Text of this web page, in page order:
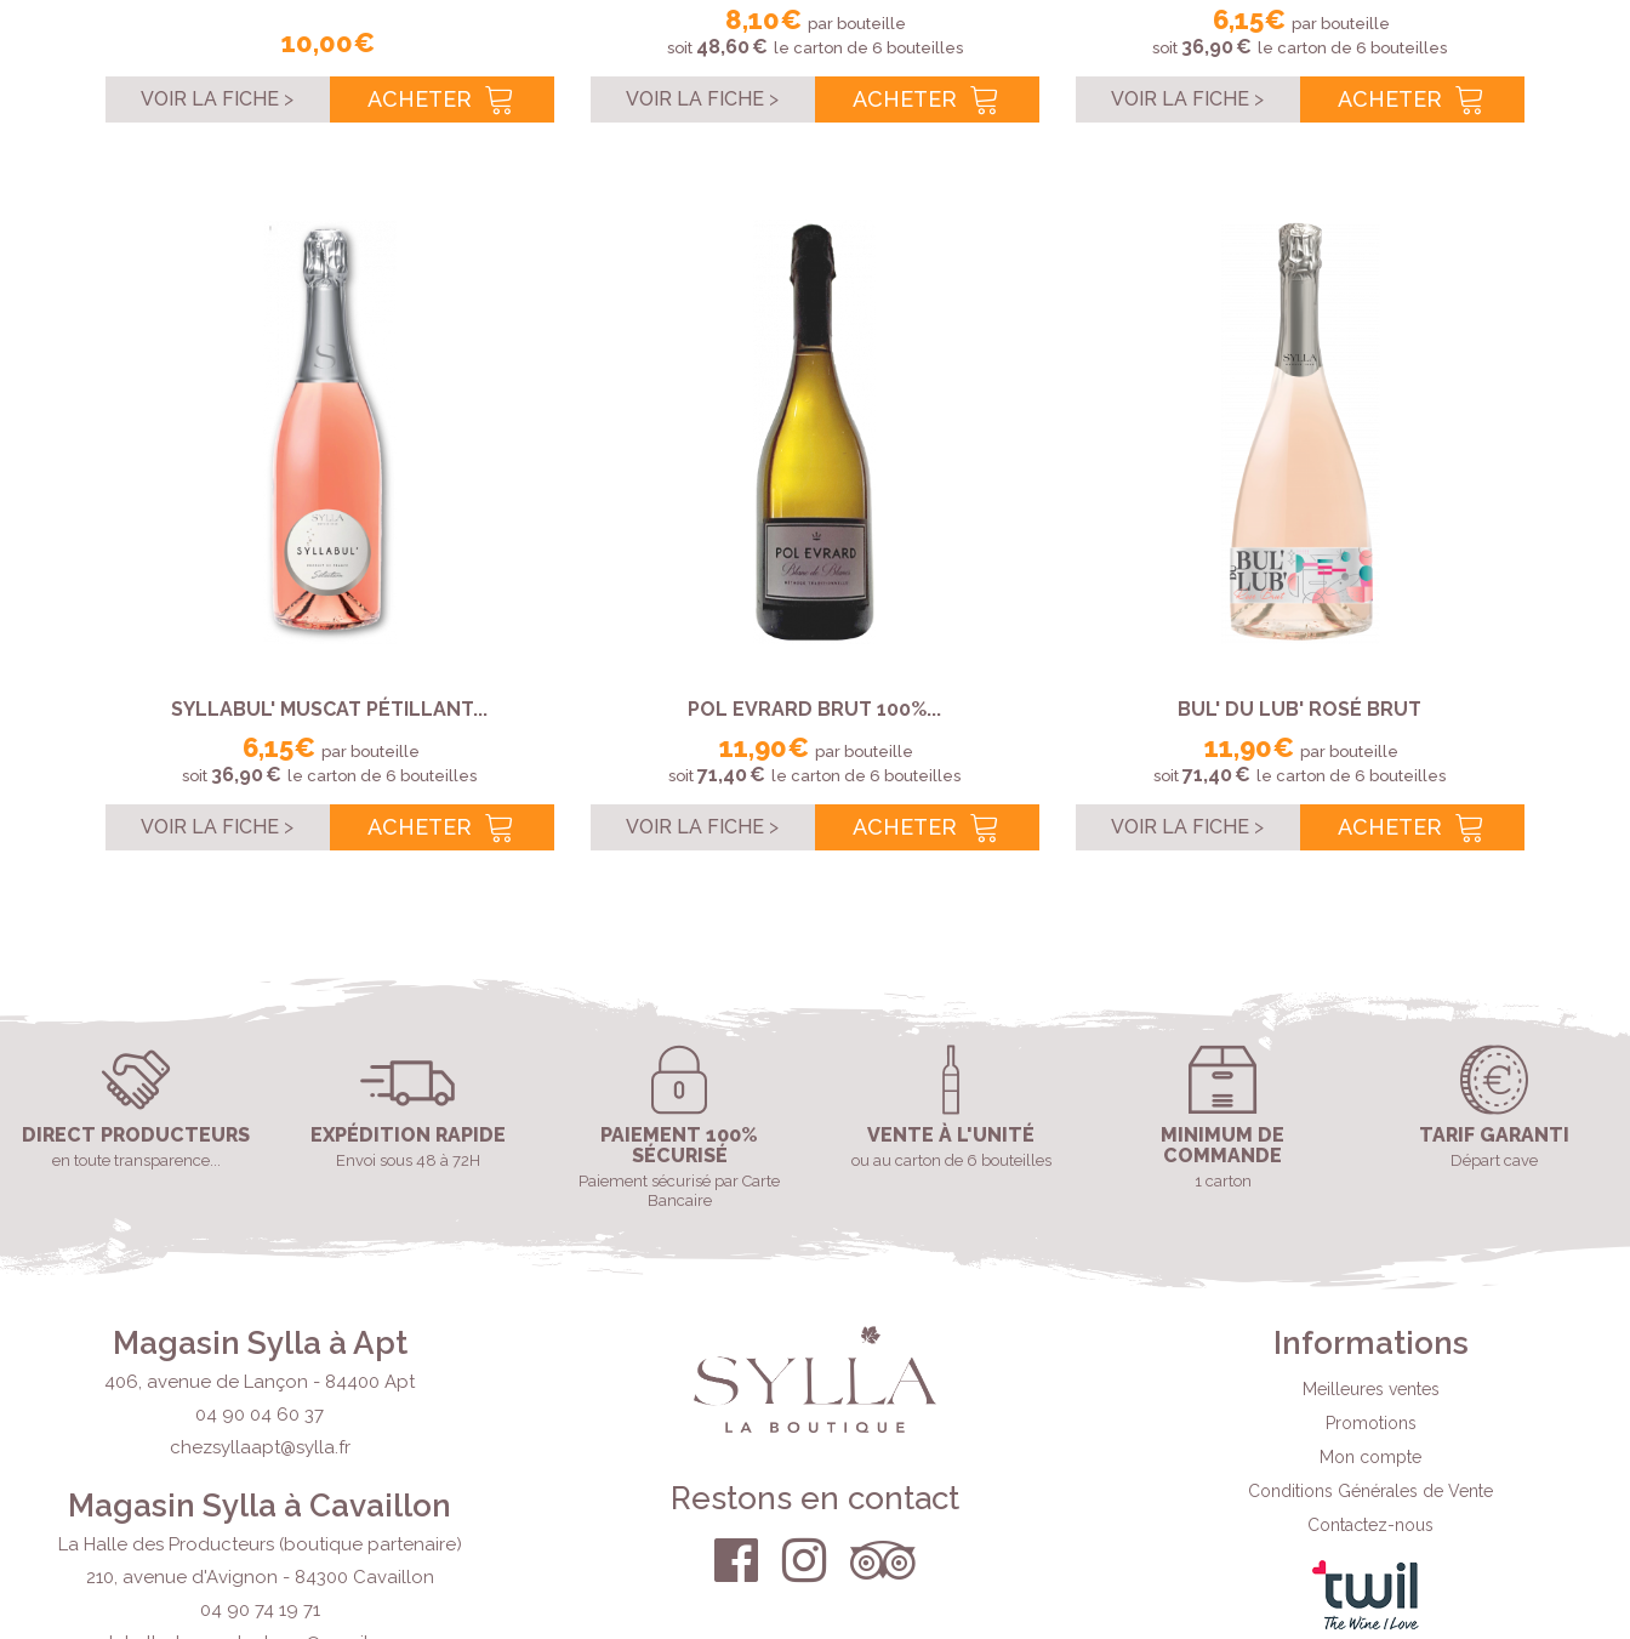
10,00 €
VOIR LA FICHE ACHETER
8,10 € par bouteille
soit 48,60 € le carton de 6 bouteilles
VOIR LA FICHE ACHETER
6,15 € par bouteille
soit 36,90 € le carton de 6 bouteilles
VOIR LA FICHE ACHETER
SYLLABUL' MUSCAT PÉTILLANT...
6,15 € par bouteille
soit 36,90 € le carton de 6 bouteilles
VOIR LA FICHE ACHETER
POL EVRARD BRUT 100%...
11,90 € par bouteille
soit71,40 € le carton de 6 bouteilles
VOIR LA FICHE ACHETER
BUL' DU LUB' ROSÉ BRUT
11,90 € par bouteille
soit71,40 € le carton de 6 bouteilles
VOIR LA FICHE ACHETER
DIRECT PRODUCTEURS
en toute transparence...
EXPÉDITION RAPIDE
Envoi sous 48 à 72H
PAIEMENT 100%
SÉCURISÉ
Paiement sécurisé par Carte
Bancaire
VENTE À L'UNITÉ
ou au carton de 6 bouteilles
MINIMUM DE
COMMANDE
1 carton
TARIF GARANTI
Départ cave
Magasin Sylla à Apt
406, avenue de Lançon - 84400 Apt
04 90 04 60 37
chezsyllaapt@sylla.fr
Magasin Sylla à Cavaillon
La Halle des Producteurs (boutique partenaire)
210, avenue d'Avignon - 84300 Cavaillon
04 90 74 19 71
Restons en contact
Informations
Meilleures ventes
Promotions
Mon compte
Conditions Générales de Vente
Contactez-nous